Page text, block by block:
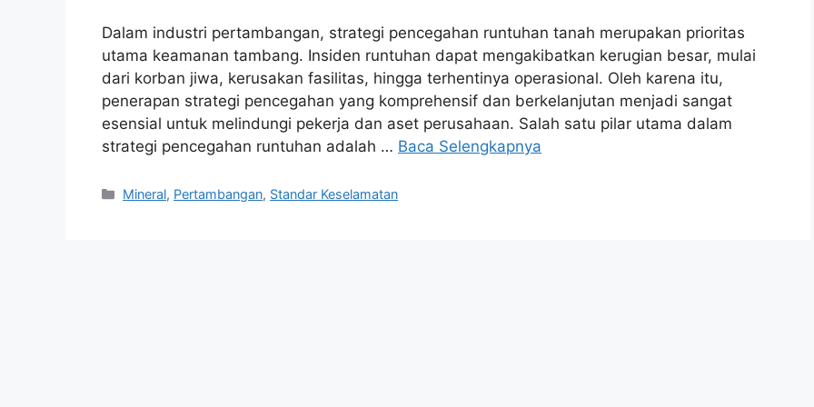
Dalam industri pertambangan, strategi pencegahan runtuhan tanah merupakan prioritas
utama keamanan tambang. Insiden runtuhan dapat mengakibatkan kerugian besar, mulai
dari korban jiwa, kerusakan fasilitas, hingga terhentinya operasional. Oleh karena itu,
penerapan strategi pencegahan yang komprehensif dan berkelanjutan menjadi sangat
esensial untuk melindungi pekerja dan aset perusahaan. Salah satu pilar utama dalam
strategi pencegahan runtuhan adalah … Baca Selengkapnya
Kategori
Mineral, Pertambangan, Standar Keselamatan